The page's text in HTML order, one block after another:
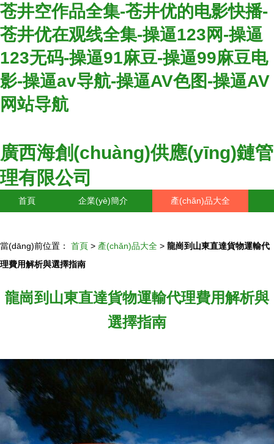
苍井空作品全集-苍井优的电影快播-
苍井优在观线全集-操逼123网-操逼
123无码-操逼91麻豆-操逼99麻豆电
影-操逼av导航-操逼AV色图-操逼AV
网站导航
廣西海創(chuàng)供應(yīng)鏈管
理有限公司
首頁 企業(yè)簡介 產(chǎn)品大全
當(dāng)前位置： 首頁 > 產(chǎn)品大全 > 龍崗到山東直達貨物運輸代
理費用解析與選擇指南
龍崗到山東直達貨物運輸代理費用解析與
選擇指南